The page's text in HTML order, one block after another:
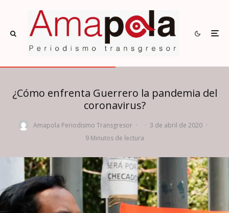
¿Cómo enfrenta Guerrero la pandemia del
coronavirus?
Amapola Periodismo Transgresor · · 3 de abril de 2020 ·
9 Minutos de lectura